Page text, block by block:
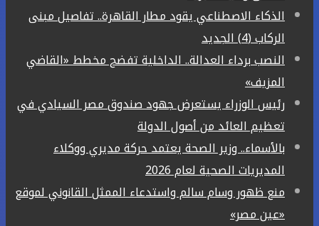
الذكاء الاصطناعي يقود مطار القاهرة.. تفاصيل مبنى
الركاب (4) الجديد
النصب برداء العدالة.. الداخلية تفضح مخطط «القاضي
المزيف»
رئيس الوزراء يستعرض جهود صندوق مصر السيادي في
تعظيم العائد من أصول الدولة
بالأسماء.. وزير الصحة يعتمد حركة مديري ووكلاء
المديريات الصحية لعام 2026
منع ظهور وسام سالم واستدعاء الممثل القانوني لموقع
«عين مصر»